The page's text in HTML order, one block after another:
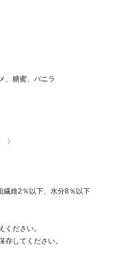
、糖蜜、バニラ
〉
繊維2％以下、水分8％以下
ください。
してください。